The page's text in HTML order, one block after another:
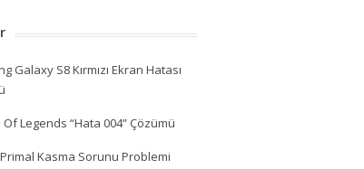
Galaxy S8 Kırmızı Ekran Hatası
Legends “Hata 004” Çözümü
Kasma Sorunu Problemi